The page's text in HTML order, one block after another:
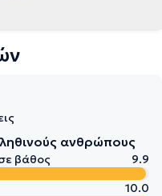
ανθρώπους
βάθος
9.9
10.0